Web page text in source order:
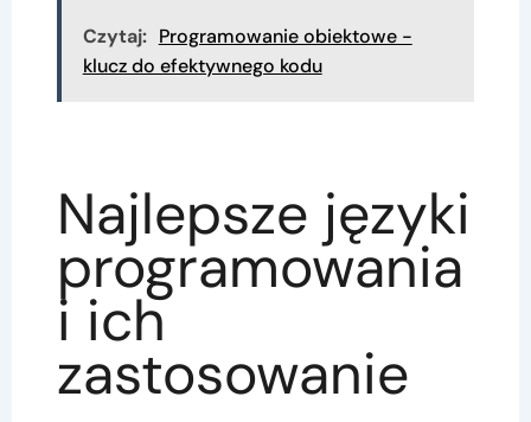
Czytaj: Programowanie obiektowe -
klucz do efektywnego kodu
Najlepsze języki
programowania
i ich
zastosowanie